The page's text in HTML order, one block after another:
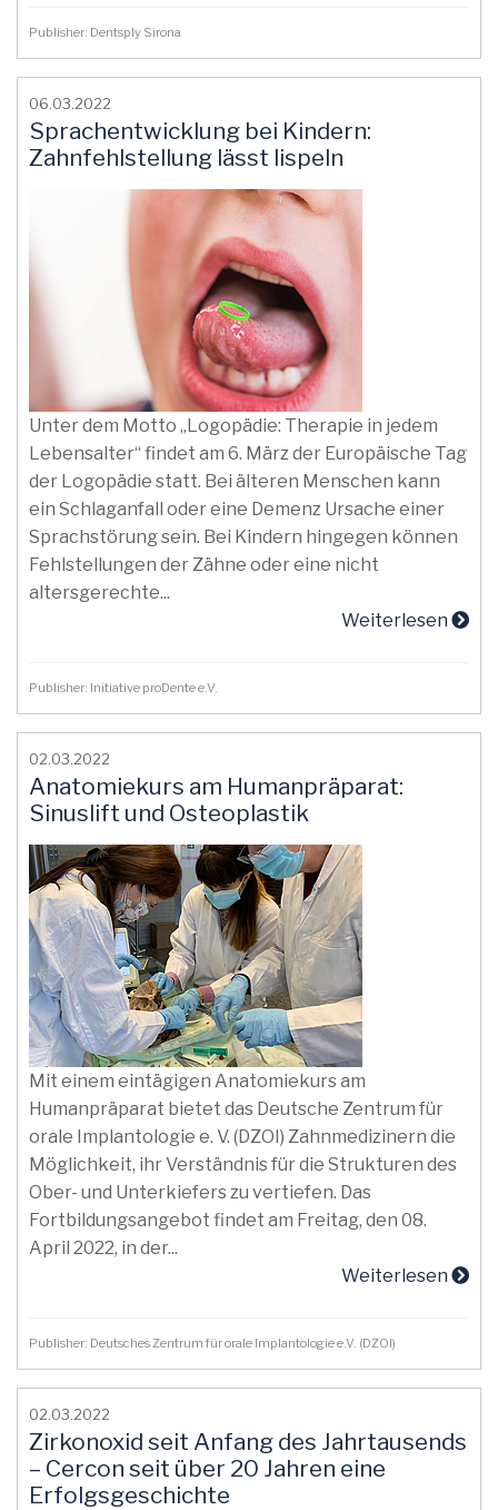
Publisher: Dentsply Sirona
06.03.2022
Sprachentwicklung bei Kindern:
Zahnfehlstellung lässt lispeln
Unter dem Motto „Logopädie: Therapie in jedem
Lebensalter“ findet am 6. März der Europäische Tag
der Logopädie statt. Bei älteren Menschen kann
ein Schlaganfall oder eine Demenz Ursache einer
Sprachstörung sein. Bei Kindern hingegen können
Fehlstellungen der Zähne oder eine nicht
altersgerechte...
Weiterlesen
Publisher: Initiative proDente e.V.
02.03.2022
Anatomiekurs am Humanpräparat:
Sinuslift und Osteoplastik
Mit einem eintägigen Anatomiekurs am
Humanpräparat bietet das Deutsche Zentrum für
orale Implantologie e. V. (DZOI) Zahnmedizinern die
Möglichkeit, ihr Verständnis für die Strukturen des
Ober- und Unterkiefers zu vertiefen. Das
Fortbildungsangebot findet am Freitag, den 08.
April 2022, in der...
Weiterlesen
Publisher: Deutsches Zentrum für orale Implantologie e.V. (DZOI)
02.03.2022
Zirkonoxid seit Anfang des Jahrtausends
– Cercon seit über 20 Jahren eine
Erfolgsgeschichte